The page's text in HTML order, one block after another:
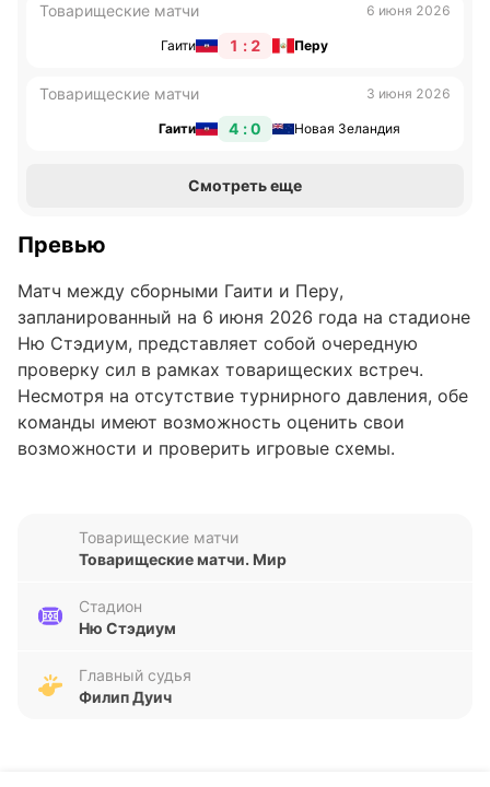
Товарищеские матчи 6 июня 2026
Гаити 1 : 2 Перу
Товарищеские матчи 3 июня 2026
Гаити 4 : 0 Новая Зеландия
Смотреть еще
Превью
Матч между сборными Гаити и Перу,
запланированный на 6 июня 2026 года на стадионе
Ню Стэдиум, представляет собой очередную
проверку сил в рамках товарищеских встреч.
Несмотря на отсутствие турнирного давления, обе
команды имеют возможность оценить свои
возможности и проверить игровые схемы.
результату этой встречи.
Гаити демонстрирует стабильность в последних
потерпев одно поражение. За этот период команда
забила восемь голов и пропустила всего два, что
Товарищеские матчи
Товарищеские матчи. Мир
Стадион
Ню Стэдиум
Главный судья
Филип Дуич